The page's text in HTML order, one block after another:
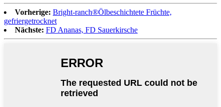
Vorherige: Bright-ranch®Ölbeschichtete Früchte,
gefriergetrocknet
Nächste: FD Ananas, FD Sauerkirsche